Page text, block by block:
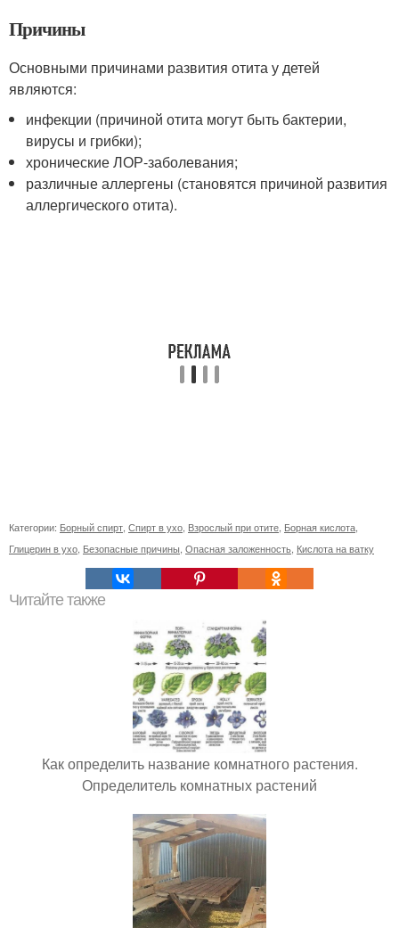
Причины
Основными причинами развития отита у детей
являются:
инфекции (причиной отита могут быть бактерии,
вирусы и грибки);
хронические ЛОР-заболевания;
различные аллергены (становятся причиной развития
аллергического отита).
Категории: Борный спирт Спирт в ухо Взрослый при отите Борная кислота
Глицерин в ухо Безопасные причины Опасная заложенность Кислота на ватку
Читайте также
Как определить название комнатного растения.
Определитель комнатных растений